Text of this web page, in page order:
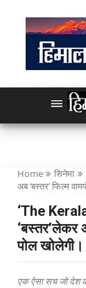
Home सिनेमा
अब ‘बस्तर’ फिल्म
‘The
‘बस्तर’लेकर
पोल खोलेगी।
एक ऐसा सच जो देश